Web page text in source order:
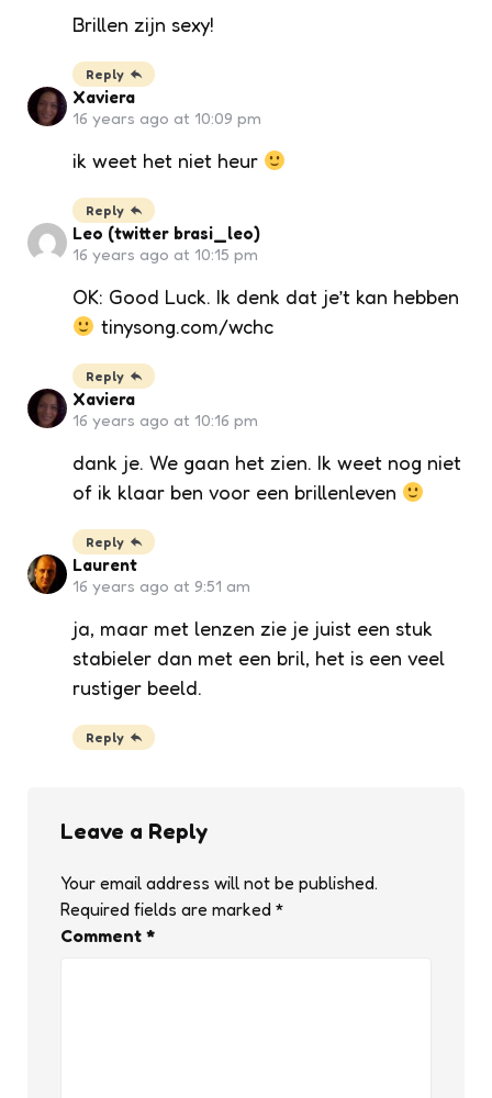
Brillen zijn sexy!
Reply
Xaviera
16 years ago at 10:09 pm
ik weet het niet heur
Reply
Leo (twitter brasi_leo)
16 years ago at 10:15 pm
OK: Good Luck. Ik denk dat je’t kan hebben
tinysong.com/wchc
Reply
Xaviera
16 years ago at 10:16 pm
dank je. We gaan het zien. Ik weet nog niet
of ik klaar ben voor een brillenleven
Reply
Laurent
16 years ago at 9:51 am
ja, maar met lenzen zie je juist een stuk
stabieler dan met een bril, het is een veel
rustiger beeld.
Reply
Leave a Reply
Your email address will not be published.
Required fields are marked *
Comment *